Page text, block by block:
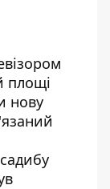
площі
нову